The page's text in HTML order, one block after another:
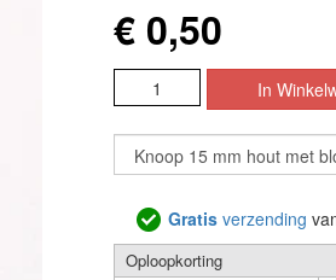
€ 0,50
Gratisverzending
Oploopkorting